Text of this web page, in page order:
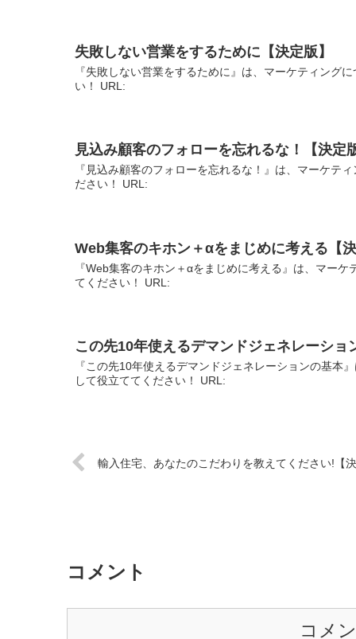
失敗しない営業をするために【決定版】
『失敗しない営業をするために』は、マーケティング
い！ URL:
見込み顧客のフォローを忘れるな！【決定
『見込み顧客のフォローを忘れるな！』は、マーケテ
ださい！ URL:
Web集客のキホン＋αをまじめに考える【決
『Web集客のキホン＋αをまじめに考える』は、マー
てください！ URL:
この先10年使えるデマンドジェネレーショ
『この先10年使えるデマンドジェネレーションの基本
して役立ててください！ URL:
輸入住宅、あなたのこだわりを教えてください!【決
コメント
コメ